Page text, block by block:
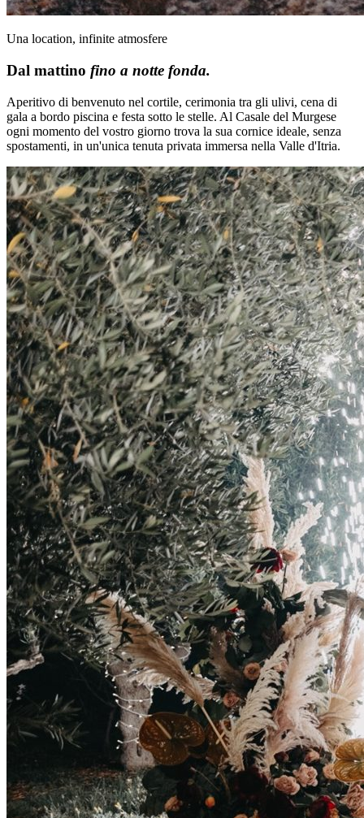
Una location, infinite atmosfere
Dal mattino fino a notte fonda.
Aperitivo di benvenuto nel cortile, cerimonia tra gli ulivi, cena di
gala a bordo piscina e festa sotto le stelle. Al Casale del Murgese
ogni momento del vostro giorno trova la sua cornice ideale, senza
spostamenti, in un'unica tenuta privata immersa nella Valle d'Itria.